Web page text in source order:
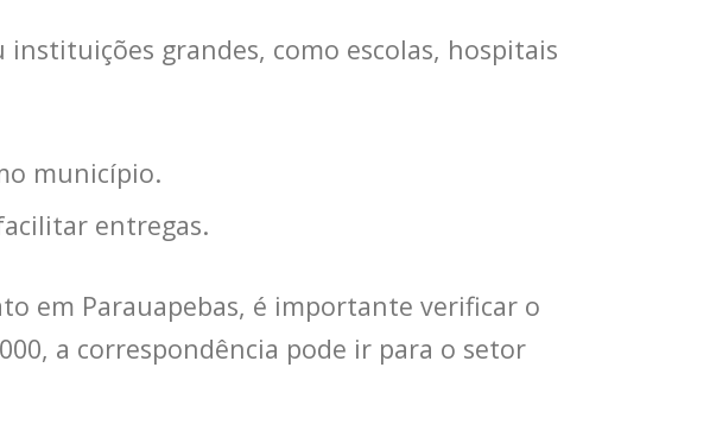
grandes, como escolas, hospitais
município.
entregas.
em Parauapebas, é importante verificar o
a correspondência pode ir para o setor